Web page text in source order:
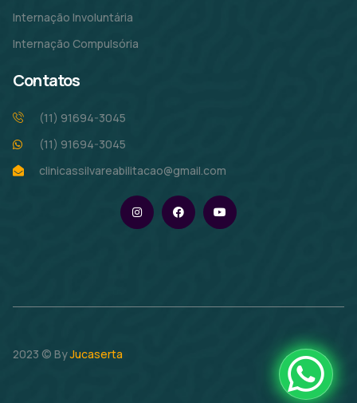
Internação Involuntária
Internação Compulsória
Contatos
(11) 91694-3045
(11) 91694-3045
clinicassilvareabilitacao@gmail.com
2023 © ByJucaserta